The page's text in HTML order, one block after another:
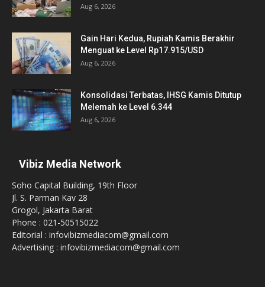
Aug 6, 2026
Gain Hari Kedua, Rupiah Kamis Berakhir
Menguat ke Level Rp17.915/USD
Aug 6, 2026
Konsolidasi Terbatas, IHSG Kamis Ditutup
Melemah ke Level 6.344
Aug 6, 2026
Vibiz Media Network
Soho Capital Building, 19th Floor
Jl. S. Parman Kav 28
Grogol, Jakarta Barat
Phone : 021-50515022
Editorial : infovibizmediacom@gmail.com
Advertising : infovibizmediacom@gmail.com